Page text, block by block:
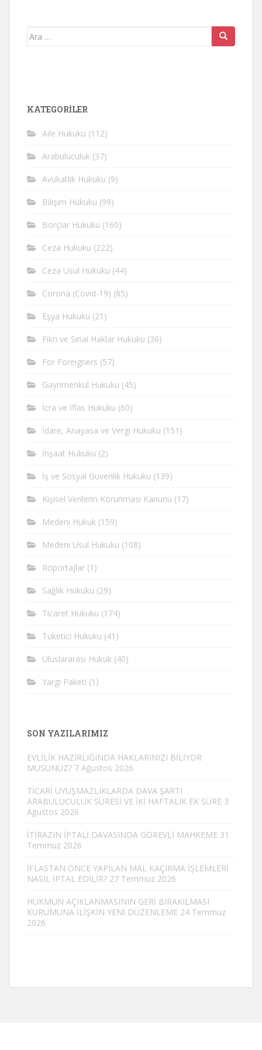
Arama
KATEGORİLER
Aile Hukuku (112)
Arabuluculuk (37)
Avukatlık Hukuku (9)
Bilişim Hukuku (99)
Borçlar Hukuku (160)
Ceza Hukuku (222)
Ceza Usul Hukuku (44)
Corona (Covid-19) (85)
Eşya Hukuku (21)
Fikri ve Sinai Haklar Hukuku (36)
For Foreigners (57)
Gayrimenkul Hukuku (45)
İcra ve İflas Hukuku (60)
İdare, Anayasa ve Vergi Hukuku (151)
İnşaat Hukuku (2)
İş ve Sosyal Güvenlik Hukuku (139)
Kişisel Verilerin Korunması Kanunu (17)
Medeni Hukuk (159)
Medeni Usul Hukuku (108)
Röportajlar (1)
Sağlık Hukuku (29)
Ticaret Hukuku (174)
Tüketici Hukuku (41)
Uluslararası Hukuk (40)
Yargı Paketi (1)
SON YAZILARIMIZ
EVLİLİK HAZIRLIĞINDA HAKLARINIZI BİLİYOR
MUSUNUZ? 7 Ağustos 2026
TİCARİ UYUŞMAZLIKLARDA DAVA ŞARTI
ARABULUCULUK SÜRESİ VE İKİ HAFTALIK EK SÜRE 3
Ağustos 2026
İTİRAZIN İPTALİ DAVASINDA GÖREVLİ MAHKEME 31
Temmuz 2026
İFLASTAN ÖNCE YAPILAN MAL KAÇIRMA İŞLEMLERİ
NASIL İPTAL EDİLİR? 27 Temmuz 2026
HÜKMÜN AÇIKLANMASININ GERİ BIRAKILMASI
KURUMUNA İLİŞKİN YENİ DÜZENLEME 24 Temmuz
2026